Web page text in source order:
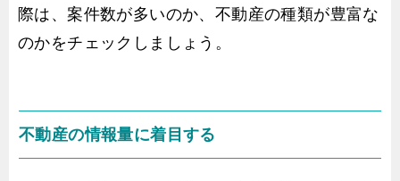
際は、案件数が多いのか、不動産の種類が豊富な
のかをチェックしましょう。
不動産の情報量に着目する